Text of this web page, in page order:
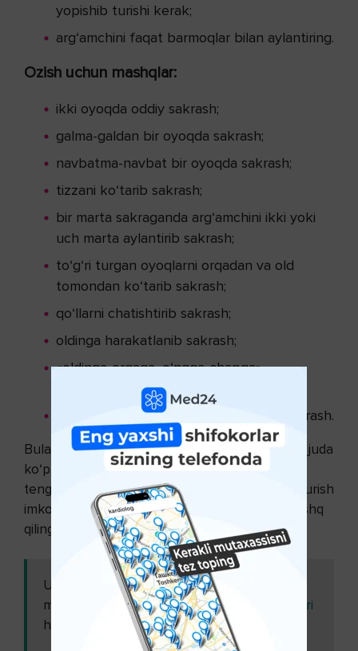
yopishib turishi kerak;
arg‘amchini faqat barmoqlar bilan aylantiring.
Ozish uchun mashqlar:
ikki oyoqda oddiy sakrash;
galma-galdan bir oyoqda sakrash;
navbatma-navbat bir oyoqda sakrash;
tizzani ko‘tarib sakrash;
bir marta sakraganda arg‘amchini ikki yoki
uch marta aylantirib sakrash;
to‘g‘ri turgan oyoqlarni orqadan va old
tomondan ko‘tarib sakrash;
qo‘llarni chatishtirib sakrash;
oldinga harakatlanib sakrash;
«oldinga-orqaga, o‘ngga-chapga»
harakatlanib sakrash;
arg‘amchini yon tomonlaridan burab sakrash.
Bular hali hammasi emas, sakrashlarning turlari juda
ko‘p. Arg‘amchida sakrashni yugurish bilan
tenglashtirish mumkin. Shu bois, agar sizda yugurish
imkoniyati yoki istagi bo‘lmasa, arg‘amchida mashq
qiling va doim salomat bo‘ling!
Ushbu
maqolani
ham o'qing:
Mavsumiy allergik rinit -
alomatlar, kelib chiqish sabablari
va tashxislash ( 1-qism )